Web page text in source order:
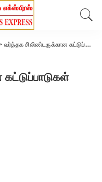
வர்த்தக சிலிண்டருக்கான கட்டுப்பாடுகள் நீக்கம்